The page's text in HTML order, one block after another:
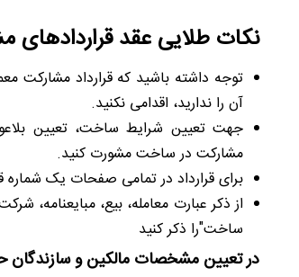
نکات طلایی عقد
توجه داشته باشید که قرارداد مشارکت
آن را ندارید، اقدامی نکنید.
جهت تعیین شرایط ساخت، تعیین
مشارکت در ساخت مشورت کنید.
برای قرارداد در تمامی صفحات یک شماره
از ذکر عبارت معامله، بیع، مبایعنامه،
ساخت"را ذکر کنید
در تعیین مشخصات مالکین و سازندگان